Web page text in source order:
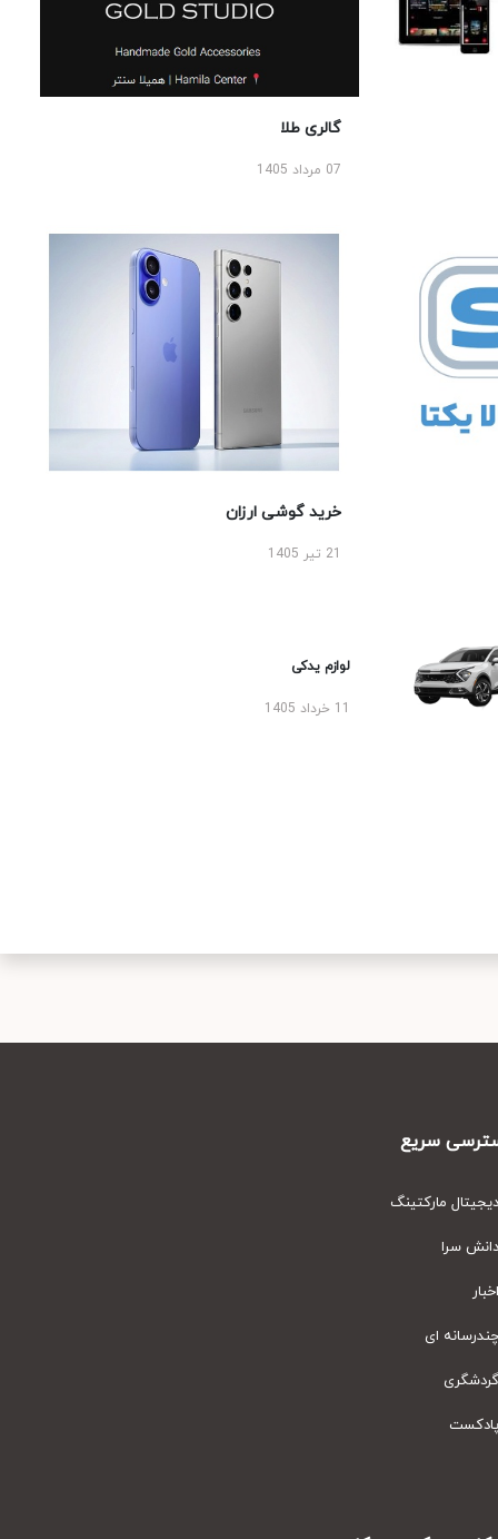
گالری طلا
07 مرداد 1405
خرید گوشی ارزان
لوازم یدکی
سریع
مارکتینگ
سرا
ای